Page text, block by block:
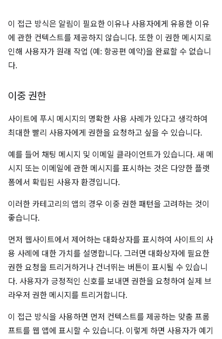
이 접근 방식은 알림이 필요한 이유나 사용자에게 유용한 이유
에 관한 컨텍스트를 제공하지 않습니다. 또한 이 권한 메시지로
인해 사용자가 원래 작업 (예: 항공편 예약)을 완료할 수 없습니
다.
이중 권한
사이트에 푸시 메시지의 명확한 사용 사례가 있다고 생각하여
최대한 빨리 사용자에게 권한을 요청하고 싶을 수 있습니다.
예를 들어 채팅 메시지 및 이메일 클라이언트가 있습니다. 새 메
시지 또는 이메일에 관한 메시지를 표시하는 것은 다양한 플랫
폼에서 확립된 사용자 환경입니다.
이러한 카테고리의 앱의 경우 이중 권한 패턴을 고려하는 것이
좋습니다.
먼저 웹사이트에서 제어하는 대화상자를 표시하여 사이트의 사
용 사례에 대한 가치를 설명합니다. 그러면 대화상자에 필요한
권한 요청을 트리거하거나 건너뛰는 버튼이 표시될 수 있습니
다. 사용자가 긍정적인 신호를 보내면 권한을 요청하여 실제 브
라우저 권한 메시지를 트리거합니다.
이 접근 방식을 사용하면 먼저 컨텍스트를 제공하는 맞춤 프롬
프트를 웹 앱에 표시할 수 있습니다. 이렇게 하면 사용자가 예기